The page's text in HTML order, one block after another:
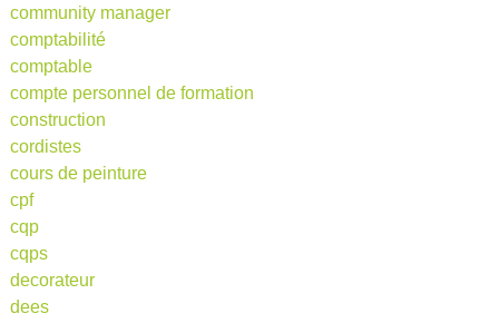
community manager
comptabilité
comptable
compte personnel de formation
construction
cordistes
cours de peinture
cpf
cqp
cqps
decorateur
dees